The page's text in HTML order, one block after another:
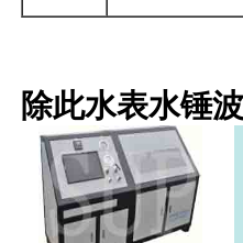
除此水表水锤